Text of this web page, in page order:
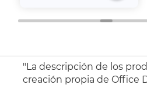
"La descripción de los
creación propia de Office